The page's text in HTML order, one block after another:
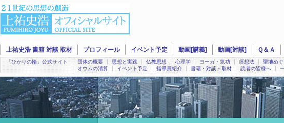
上祐史浩 書籍 対談 取材 プロフィール イベント予定 動画[講義] 動画[対談] Ｑ＆Ａ
「ひかりの輪」公式サイト 団体の概要 思想と実践 仏教思想 心理学 ヨーガ・気功 瞑想法 聖地めぐ
オウムの清算
イベント予定 指導員紹介 書籍・対談・取材 読者の皆様へ